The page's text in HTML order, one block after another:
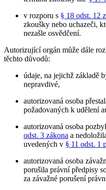
v rozporu s § 18 odst. 12
zkoušky nebo uchazeči,
nezašle osvědčení.
Autorizující orgán může dále
těchto důvodů:
údaje, na jejichž základě
nepravdivé,
autorizovaná osoba
požadovaných k udělení
autorizovaná osoba
odst. 3 zákona a
uvedených v § 11 odst. 1
autorizovaná osoba
porušila právní předpisy
za závažné porušení